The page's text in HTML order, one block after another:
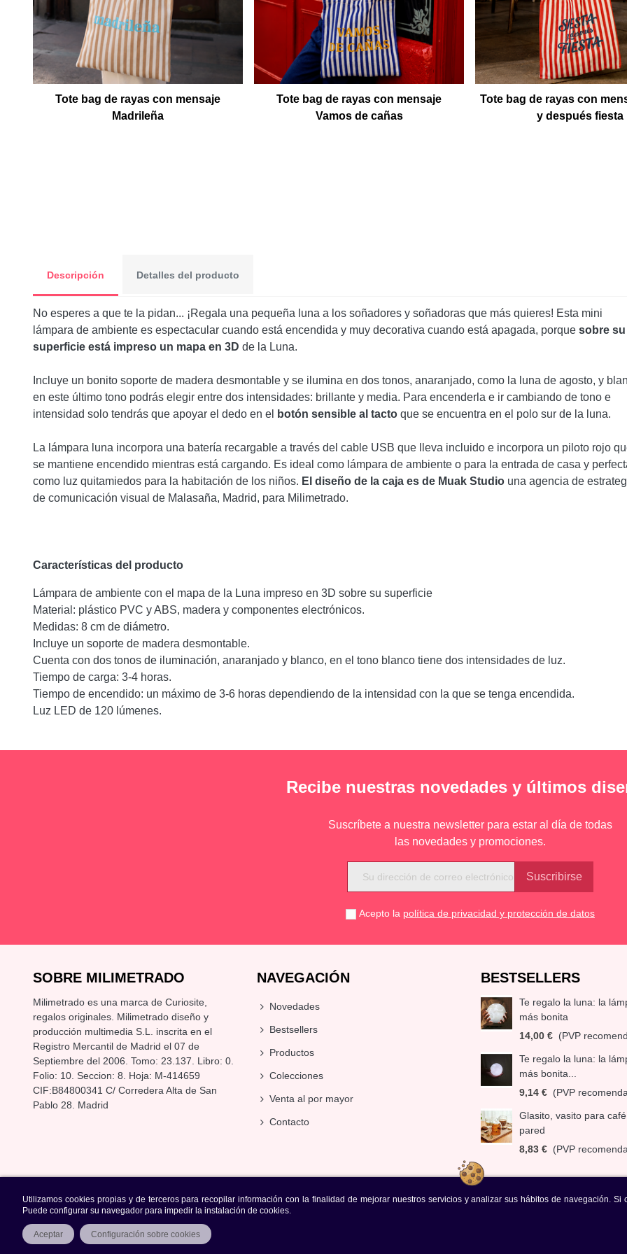
Utilizamos cookies propias y de terceros para recopilar información con la finalidad de mejorar nuestros servicios y analizar sus hábitos de navegación.
Puede configurar su navegador para impedir la instalación de cookies.
Aceptar Configuración sobre cookies
Tote bag de rayas con mensaje
Madrileña
Tote bag de rayas con mensaje
Vamos de cañas
Tote bag de rayas con
y después fiesta
Descripción Detalles del producto
No esperes a que te la pidan... ¡Regala una pequeña luna a los soñadores y soñadoras que más quieres! Esta mini
lámpara de ambiente es espectacular cuando está encendida y muy decorativa cuando está apagada, porque sobre su
superficie está impreso un mapa en 3D de la Luna.
Incluye un bonito soporte de madera desmontable y se ilumina en dos tonos, anaranjado, como la luna de agosto, y
en este último tono podrás elegir entre dos intensidades: brillante y media. Para encenderla e ir cambiando de tono e
intensidad solo tendrás que apoyar el dedo en el
botón sensible al tacto que se encuentra en el polo sur de la luna.
La lámpara luna incorpora una batería recargable a través del cable USB que lleva incluido e incorpora un piloto rojo
se mantiene encendido mientras está cargando. Es ideal como lámpara de ambiente o para la entrada de casa y
como luz quitamiedos para la habitación de los niños. El diseño de la caja es de Muak Studio una agencia de
de comunicación visual de Malasaña, Madrid, para Milimetrado.
Características del producto
Lámpara de ambiente con el mapa de la Luna impreso en 3D sobre su superficie
Material: plástico PVC y ABS, madera y componentes electrónicos.
Medidas: 8 cm de diámetro.
Incluye un soporte de madera desmontable.
Cuenta con dos tonos de iluminación, anaranjado y blanco, en el tono blanco tiene dos intensidades de luz.
Tiempo de carga: 3-4 horas.
Tiempo de encendido: un máximo de 3-6 horas dependiendo de la intensidad con la que se tenga encendida.
Luz LED de 120 lúmenes.
Recibe nuestras novedades y últimos
Suscríbete a nuestra newsletter para estar al día de todas
las novedades y promociones.
Acepto la política de privacidad y protección de datos
SOBRE MILIMETRADO
Milimetrado es una marca de Curiosite,
regalos originales. Milimetrado diseño y
producción multimedia S.L. inscrita en el
Registro Mercantil de Madrid el 07 de
Septiembre del 2006. Tomo: 23.137. Libro: 0.
Folio: 10. Seccion: 8. Hoja: M-414659
CIF:B84800341 C/ Corredera Alta de San
Pablo 28. Madrid
NAVEGACIÓN
Novedades
Bestsellers
Productos
Colecciones
Venta al por mayor
Contacto
BESTSELLERS
Te regalo la luna: la
más bonita
14,00 € (PVP
Te regalo la luna: la
más bonita...
9,14 € (PVP
Glasito, vasito para
pared
8,83 € (PVP